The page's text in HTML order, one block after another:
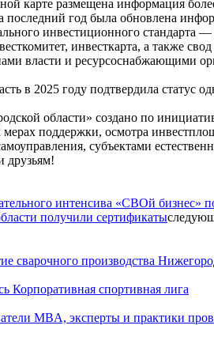
карте размещена информация
последний год была обновлена
инвестиционного
инвесткарта, а также
власти и ресурсоснабжающими
в 2025 году подтвердила статус
области» создано по
поддержки, осмотра
субъектами
друзьям!
интенсива «СВОй бизнес»
получили сертификаты
сварочного производства
Корпоративная спортивная лига
MBA, эксперты и практики